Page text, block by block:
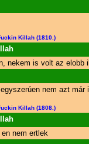
Killah (1810.)
nekem is volt az elobb
nem azt már
Killah (1808.)
nem ertlek